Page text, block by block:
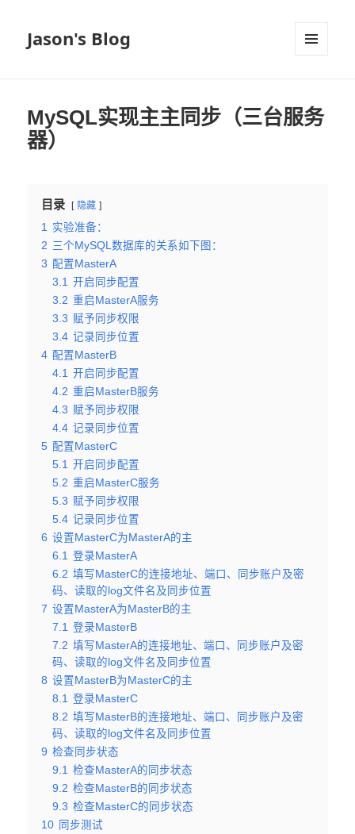
Jason's Blog
MySQL实现主主同步（三台服务
器）
目录 隐藏
1 实验准备：
2 三个MySQL数据库的关系如下图：
3 配置MasterA
3.1 开启同步配置
3.2 重启MasterA服务
3.3 赋予同步权限
3.4 记录同步位置
4 配置MasterB
4.1 开启同步配置
4.2 重启MasterB服务
4.3 赋予同步权限
4.4 记录同步位置
5 配置MasterC
5.1 开启同步配置
5.2 重启MasterC服务
5.3 赋予同步权限
5.4 记录同步位置
6 设置MasterC为MasterA的主
6.1 登录MasterA
6.2 填写MasterC的连接地址、端口、同步账户及密
码、读取的log文件名及同步位置
7 设置MasterA为MasterB的主
7.1 登录MasterB
7.2 填写MasterA的连接地址、端口、同步账户及密
码、读取的log文件名及同步位置
8 设置MasterB为MasterC的主
8.1 登录MasterC
8.2 填写MasterB的连接地址、端口、同步账户及密
码、读取的log文件名及同步位置
9 检查同步状态
9.1 检查MasterA的同步状态
9.2 检查MasterB的同步状态
9.3 检查MasterC的同步状态
10 同步测试